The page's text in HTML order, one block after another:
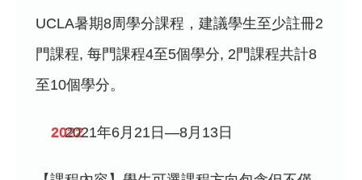
UCLA暑期8周學分課程，建議學生至少註冊2
門課程, 每門課程4至5個學分, 2門課程共計8
至10個學分。
2021年6月21日—8月13日